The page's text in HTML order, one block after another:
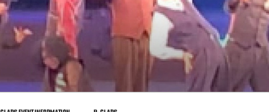
STUDIO｜姫路市のダン
英賀保にある老舗のダンススクール